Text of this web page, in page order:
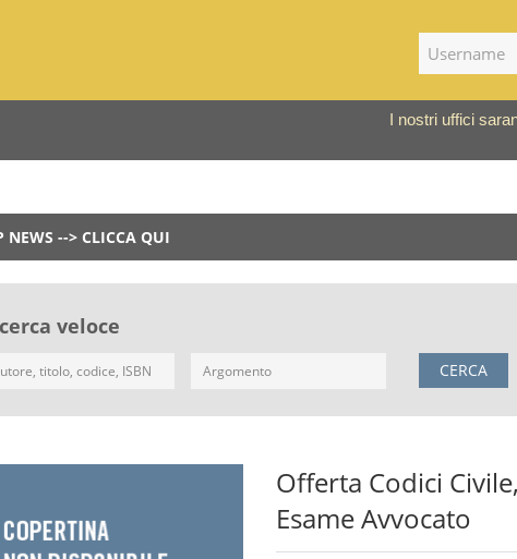
I nostri uffici
NEWS --> CLICCA QUI
veloce
CERCA
Offerta Codici
Esame Avvocato